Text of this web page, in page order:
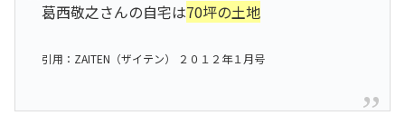
葛西敬之さんの自宅は70坪の土地
引用：ZAITEN（ザイテン） ２０１２年１月号